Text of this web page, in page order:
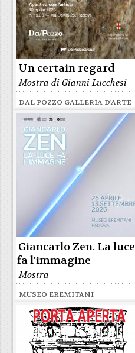
Un certain regard
Mostra di Gianni Lucchesi
DAL POZZO GALLERIA D'ARTE
Giancarlo Zen. La luce
fa l'immagine
Mostra
MUSEO EREMITANI